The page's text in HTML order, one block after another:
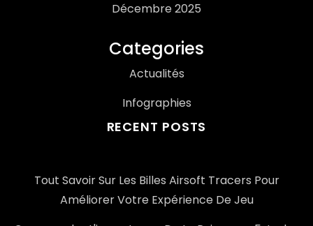
Décembre 2025
Categories
Actualités
Infographies
RECENT POSTS
Tout Savoir Sur Les Billes Airsoft Tracers Pour
Améliorer Votre Expérience De Jeu